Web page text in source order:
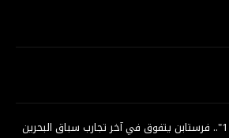
"فورمولا 1".. فرستابن يتفوق في آخر تجارب سباق البحرين